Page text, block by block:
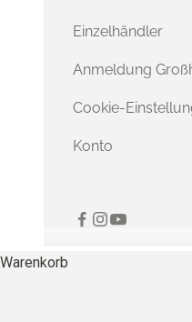
Einzelhändler
Anmeldung
Cookie-
Konto
Warenkorb